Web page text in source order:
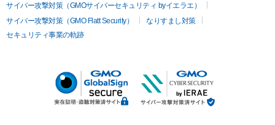
サイバー攻撃対策（GMOサイバーセキュリティ byイエラエ）
サイバー攻撃対策（GMO Flatt Security）
なりすまし対策
セキュリティ事業の軌跡